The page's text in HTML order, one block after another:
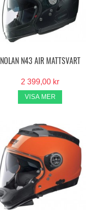
NOLAN N43 AIR MATTSVART
2 399,00 kr
VISA MER